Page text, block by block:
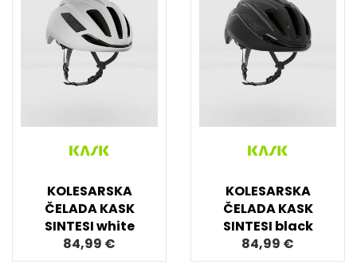
KOLESARSKA
ČELADA KASK
SINTESI white
84,99 €
KOLESARSKA
ČELADA KASK
SINTESI black
84,99 €